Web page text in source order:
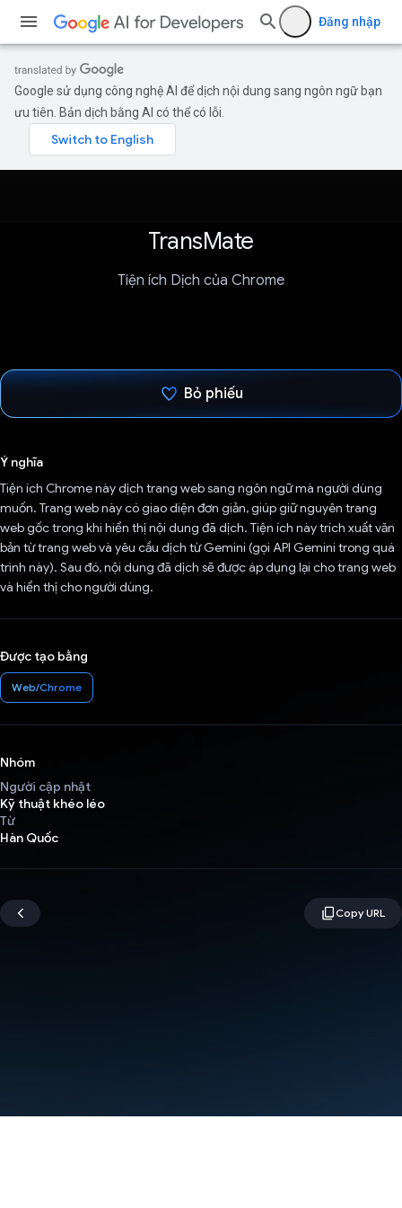
Đăng nhập
Google sử dụng công nghệ AI để dịch nội dung sang ngôn ngữ bạn
ưu tiên. Bản dịch bằng AI có thể có lỗi.
TransMate
Tiện ích Dịch của Chrome
Bỏ phiếu
Ý nghĩa
Tiện ích Chrome này dịch trang web sang ngôn ngữ mà người dùng
muốn. Trang web này có giao diện đơn giản, giúp giữ nguyên trang
web gốc trong khi hiển thị nội dung đã dịch. Tiện ích này trích xuất văn
bản từ trang web và yêu cầu dịch từ Gemini (gọi API Gemini trong quá
trình này). Sau đó, nội dung đã dịch sẽ được áp dụng lại cho trang web
và hiển thị cho người dùng.
Được tạo bằng
Web/Chrome
Nhóm
Người cập nhật
Kỹ thuật khéo léo
Từ
Hàn Quốc